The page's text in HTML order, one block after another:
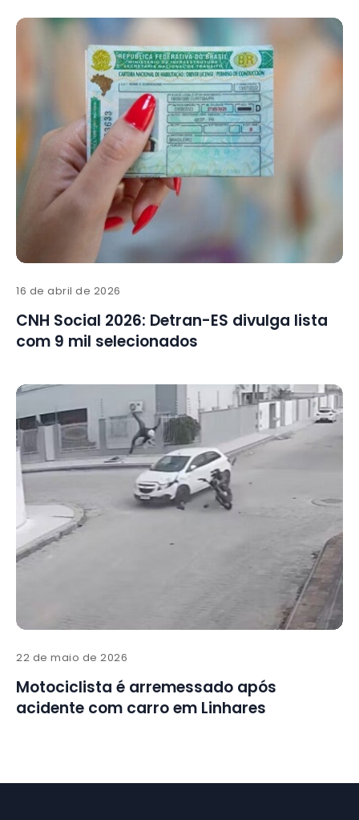
16 de abril de 2026
CNH Social 2026: Detran-ES divulga lista
com 9 mil selecionados
22 de maio de 2026
Motociclista é arremessado após
acidente com carro em Linhares